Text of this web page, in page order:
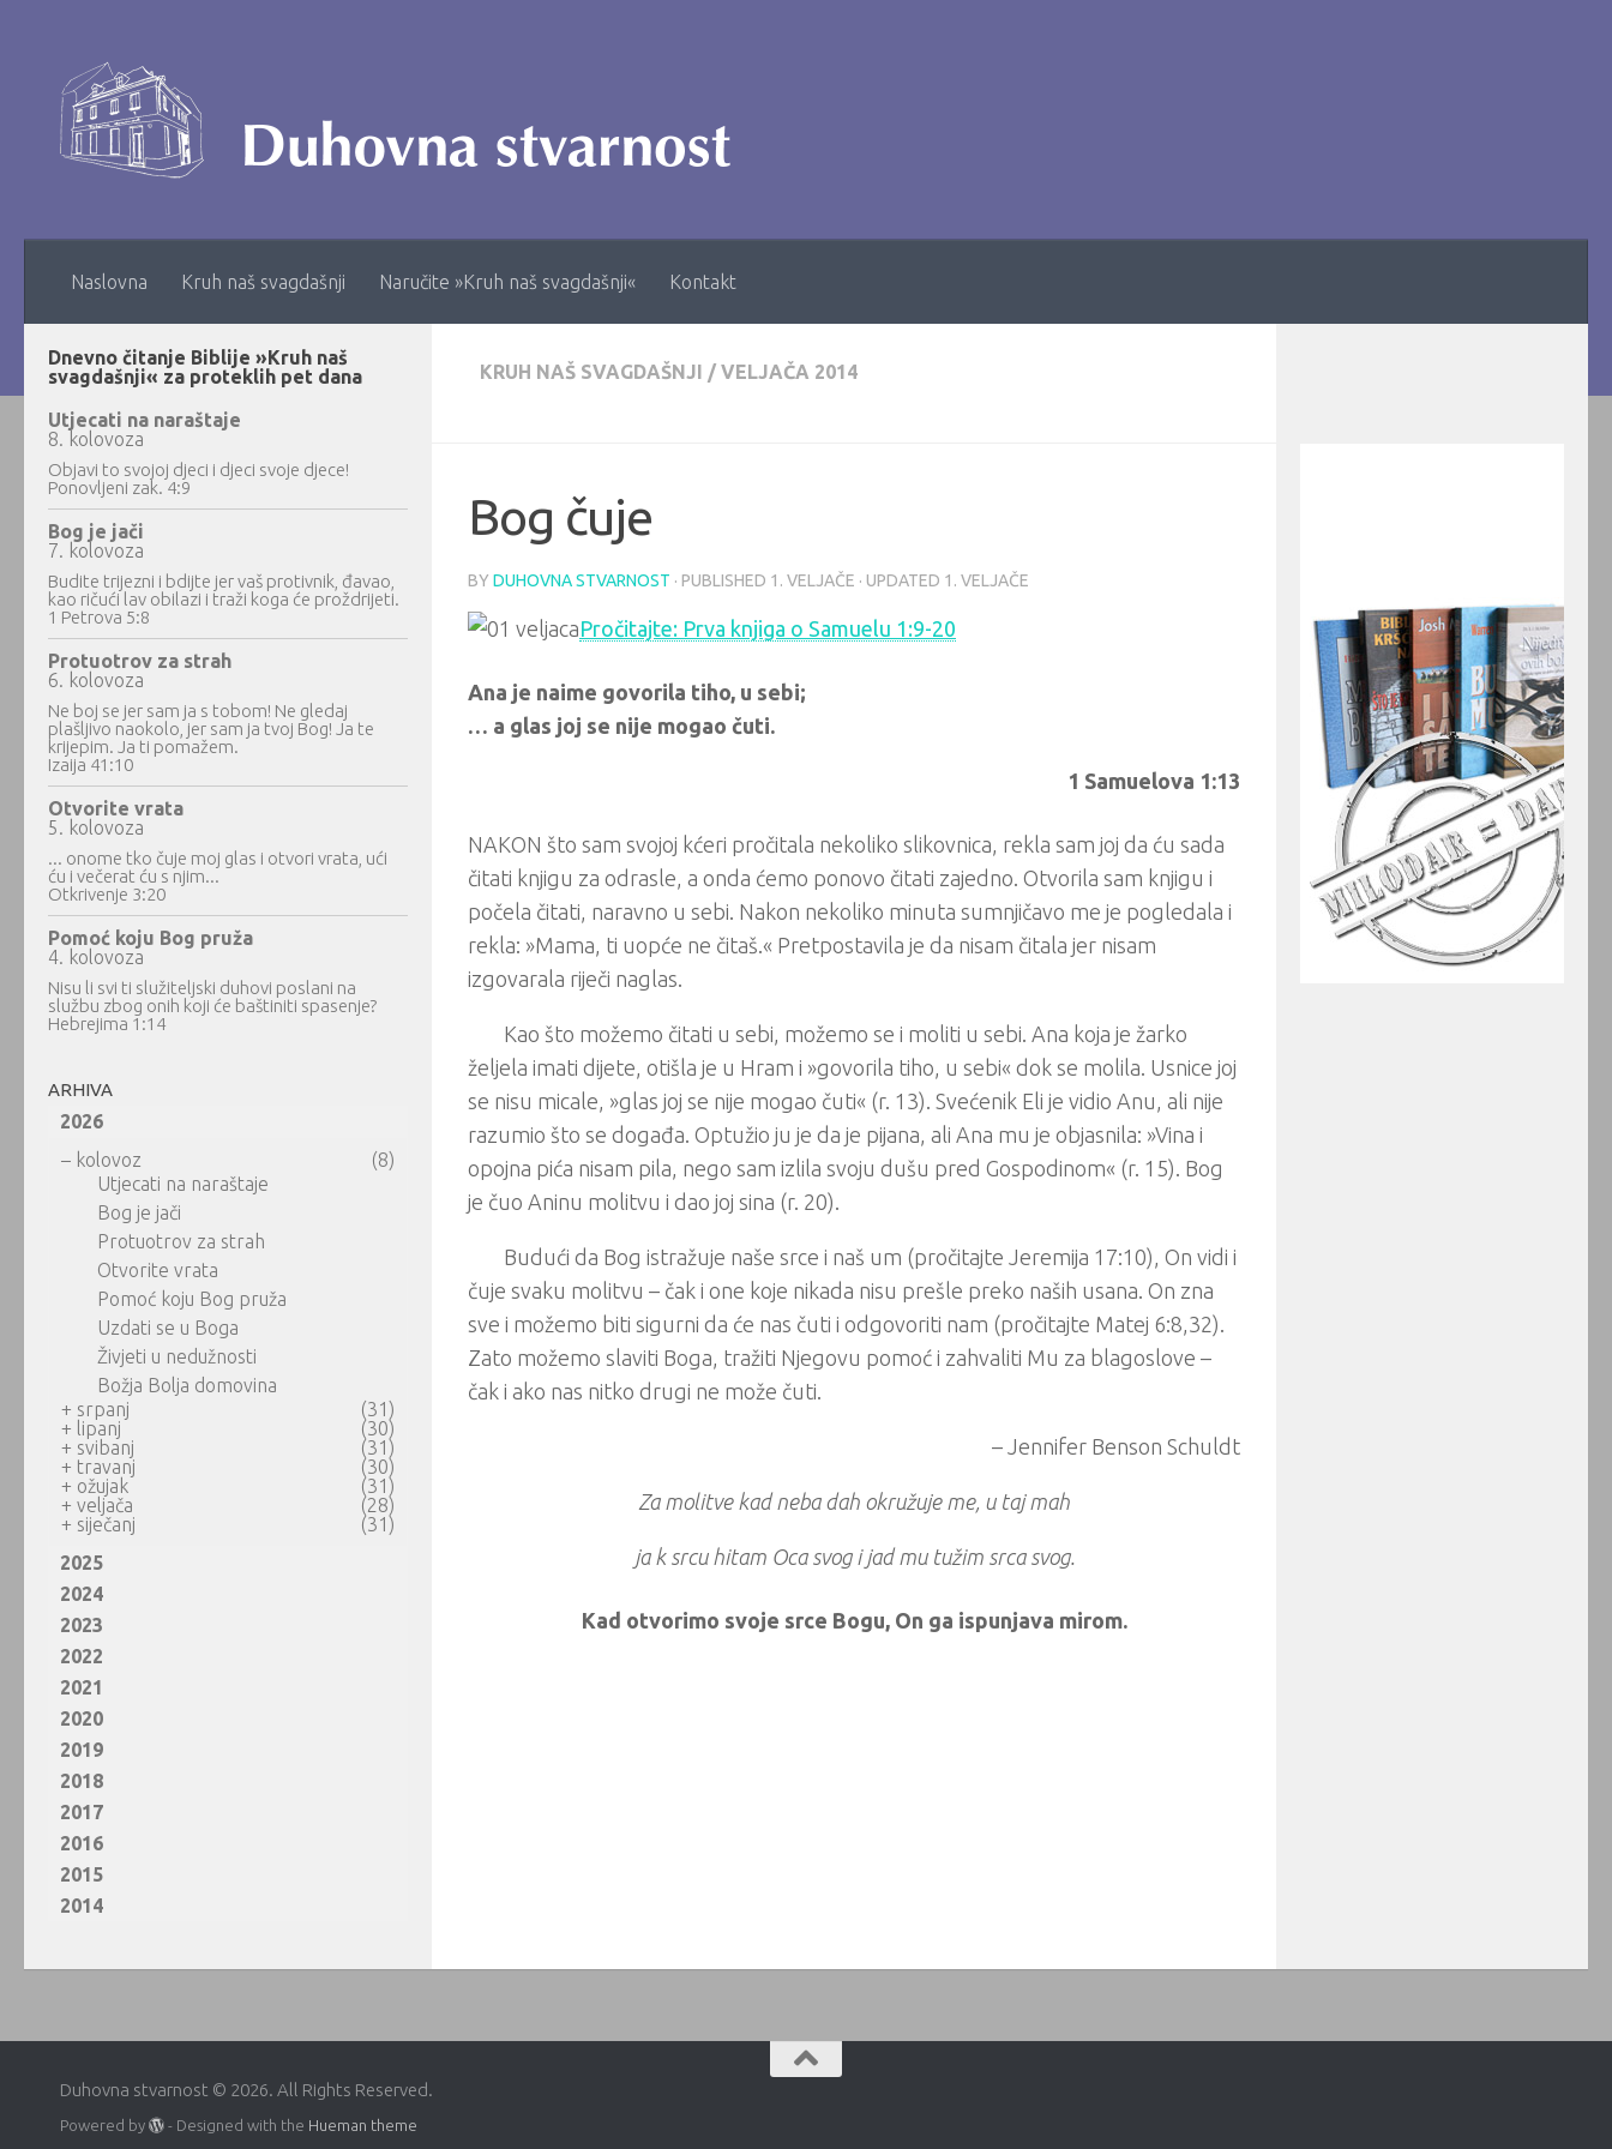
Naslovna Kruh naš svagdašnji Naručite »Kruh naš svagdašnji« Kontakt
KRUH NAŠ SVAGDAŠNJI / VELJAČA 2014
Bog čuje
BY DUHOVNA STVARNOST · PUBLISHED 1. VELJAČE · UPDATED 1. VELJAČE
Pročitajte: Prva knjiga o Samuelu 1:9-20
Ana je naime govorila tiho, u sebi;
… a glas joj se nije mogao čuti.
1 Samuelova 1:13
NAKON što sam svojoj kćeri pročitala nekoliko slikovnica, rekla sam joj da ću sada
čitati knjigu za odrasle, a onda ćemo ponovo čitati zajedno. Otvorila sam knjigu i
počela čitati, naravno u sebi. Nakon nekoliko minuta sumnjičavo me je pogledala i
rekla: »Mama, ti uopće ne čitaš.« Pretpostavila je da nisam čitala jer nisam
izgovarala riječi naglas.
Kao što možemo čitati u sebi, možemo se i moliti u sebi. Ana koja je žarko
željela imati dijete, otišla je u Hram i »govorila tiho, u sebi« dok se molila. Usnice joj
se nisu micale, »glas joj se nije mogao čuti« (r. 13). Svećenik Eli je vidio Anu, ali nije
razumio što se događa. Optužio ju je da je pijana, ali Ana mu je objasnila: »Vina i
opojna pića nisam pila, nego sam izlila svoju dušu pred Gospodinom« (r. 15). Bog
je čuo Aninu molitvu i dao joj sina (r. 20).
Budući da Bog istražuje naše srce i naš um (pročitajte Jeremija 17:10), On vidi i
čuje svaku molitvu – čak i one koje nikada nisu prešle preko naših usana. On zna
sve i možemo biti sigurni da će nas čuti i odgovoriti nam (pročitajte Matej 6:8,32).
Zato možemo slaviti Boga, tražiti Njegovu pomoć i zahvaliti Mu za blagoslove –
čak i ako nas nitko drugi ne može čuti.
– Jennifer Benson Schuldt
Za molitve kad neba dah okružuje me, u taj mah
ja k srcu hitam Oca svog i jad mu tužim srca svog.
Kad otvorimo svoje srce Bogu, On ga ispunjava mirom.
Dnevno čitanje Biblije »Kruh naš
svagdašnji« za proteklih pet dana
Utjecati na naraštaje
8. kolovoza
Objavi to svojoj djeci i djeci svoje djece!
Ponovljeni zak. 4:9
Bog je jači
7. kolovoza
Budite trijezni i bdijte jer vaš protivnik, đavao,
kao ričući lav obilazi i traži koga će proždrijeti.
1 Petrova 5:8
Protuotrov za strah
6. kolovoza
Ne boj se jer sam ja s tobom! Ne gledaj
plašljivo naokolo, jer sam ja tvoj Bog! Ja te
krijepim. Ja ti pomažem.
Izaija 41:10
Otvorite vrata
5. kolovoza
... onome tko čuje moj glas i otvori vrata, ući
ću i večerat ću s njim...
Otkrivenje 3:20
Pomoć koju Bog pruža
4. kolovoza
Nisu li svi ti služiteljski duhovi poslani na
službu zbog onih koji će baštiniti spasenje?
Hebrejima 1:14
ARHIVA
2026
– kolovoz
(8)
Utjecati na naraštaje
Bog je jači
Protuotrov za strah
Otvorite vrata
Pomoć koju Bog pruža
Uzdati se u Boga
Živjeti u nedužnosti
Božja Bolja domovina
+ srpanj
(31)
+ lipanj
(30)
+ svibanj
(31)
+ travanj
(30)
+ ožujak
(31)
+ veljača
(28)
+ siječanj
(31)
2025
2024
2023
2022
2021
2020
2019
2018
2017
2016
2015
2014
Duhovna stvarnost © 2026. All Rights Reserved.
Powered by - Designed with the Hueman theme